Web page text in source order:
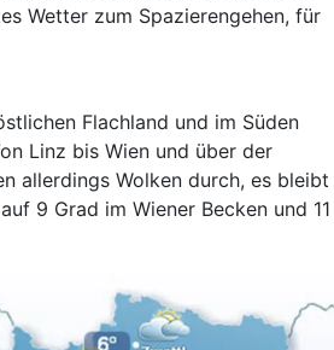
Wetter zum Spazierengehen, für
Flachland und im Süden
Linz bis Wien und über der
allerdings Wolken durch, es bleibt
9 Grad im Wiener Becken und 11